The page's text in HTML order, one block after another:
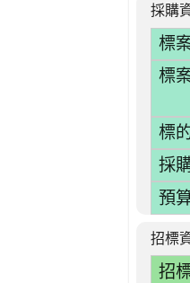
採購
標
標
標
採
預
招標
招